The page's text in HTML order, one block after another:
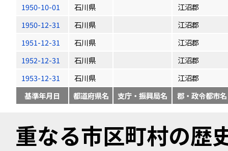
1950-10-01
石川県
江沼郡
1950-12-31
石川県
江沼郡
1951-12-31
石川県
江沼郡
1952-12-31
石川県
江沼郡
1953-12-31
石川県
江沼郡
基準年月日
都道府県名 支庁・振興局名 郡・政令都市名
重なる市区町村の歴